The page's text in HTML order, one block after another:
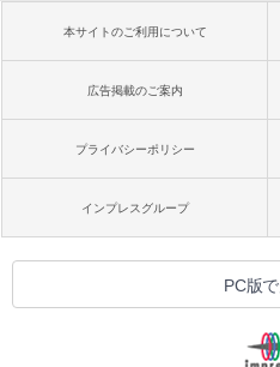
本サイトのご利用について
広告掲載のご案内
プライバシーポリシー
インプレスグループ
PC版